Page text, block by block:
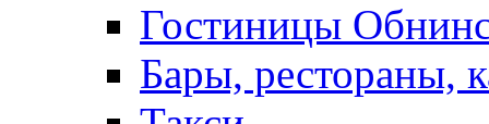
Гостиницы
Бары, рестораны,